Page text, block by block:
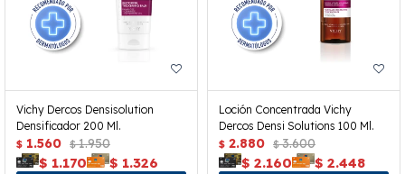
Vichy Dercos Densisolution
Densificador 200 Ml.
$ 1.560 $ 1.950
$ 1.170 $ 1.326
Loción Concentrada Vichy
Dercos Densi Solutions 100 Ml.
$ 2.880 $ 3.600
$ 2.160 $ 2.448